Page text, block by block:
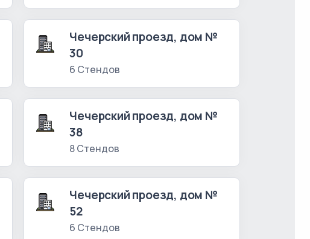
Чечерский проезд, дом №
30
6 Стендов
Чечерский проезд, дом №
38
8 Стендов
Чечерский проезд, дом №
52
6 Стендов